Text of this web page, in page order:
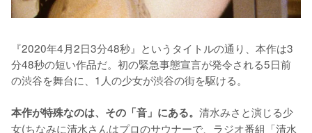
『2020年4月2日3分48秒』というタイトルの通り、本作は3
分48秒の短い作品だ。初の緊急事態宣言が発令される5日前
の渋谷を舞台に、1人の少女が渋谷の街を駆ける。
本作が特殊なのは、その「音」にある。 清水みさと演じる少
女(ちなみに清水さんはプロのサウナーで、ラジオ番組「清水